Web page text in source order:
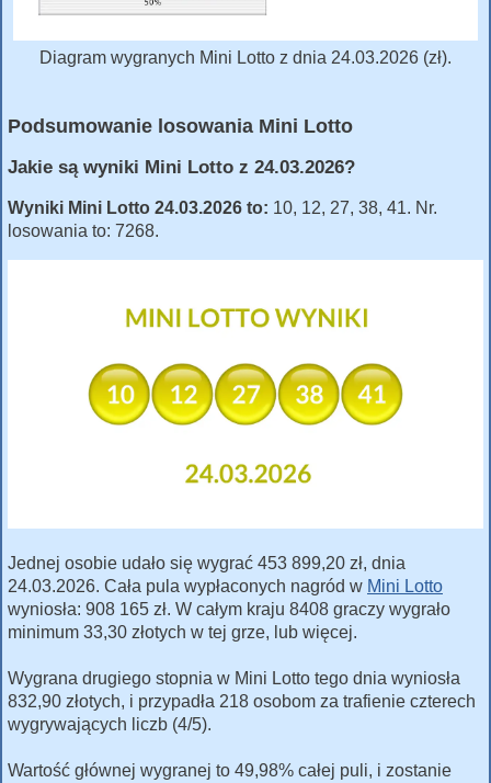
Diagram wygranych Mini Lotto z dnia 24.03.2026 (zł).
Podsumowanie losowania Mini Lotto
Jakie są wyniki Mini Lotto z 24.03.2026?
Wyniki Mini Lotto 24.03.2026 to: 10, 12, 27, 38, 41. Nr.
losowania to: 7268.
Jednej osobie udało się wygrać 453 899,20 zł, dnia
24.03.2026. Cała pula wypłaconych nagród w Mini Lotto
wyniosła: 908 165 zł. W całym kraju 8408 graczy wygrało
minimum 33,30 złotych w tej grze, lub więcej.
Wygrana drugiego stopnia w Mini Lotto tego dnia wyniosła
832,90 złotych, i przypadła 218 osobom za trafienie czterech
wygrywających liczb (4/5).
Wartość głównej wygranej to 49,98% całej puli, i zostanie